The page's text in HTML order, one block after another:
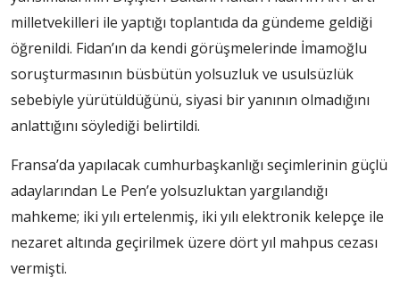
milletvekilleri ile yaptığı toplantıda da gündeme geldiği
öğrenildi. Fidan’ın da kendi görüşmelerinde İmamoğlu
soruşturmasının büsbütün yolsuzluk ve usulsüzlük
sebebiyle yürütüldüğünü, siyasi bir yanının olmadığını
anlattığını söylediği belirtildi.
Fransa’da yapılacak cumhurbaşkanlığı seçimlerinin güçlü
adaylarından Le Pen’e yolsuzluktan yargılandığı
mahkeme; iki yılı ertelenmiş, iki yılı elektronik kelepçe ile
nezaret altında geçirilmek üzere dört yıl mahpus cezası
vermişti.